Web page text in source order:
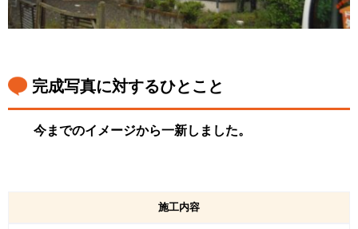
完成写真に対するひとこと
今までのイメージから一新しました。
施工内容